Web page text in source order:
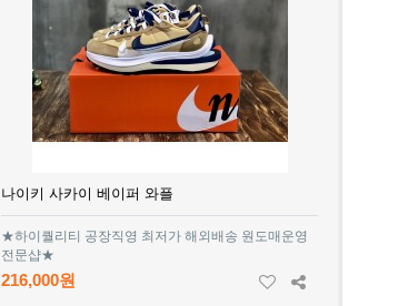
나이키 사카이 베이퍼 와플
★하이퀄리티 공장직영 최저가 해외배송 원도매운영
전문샵★
216,000원